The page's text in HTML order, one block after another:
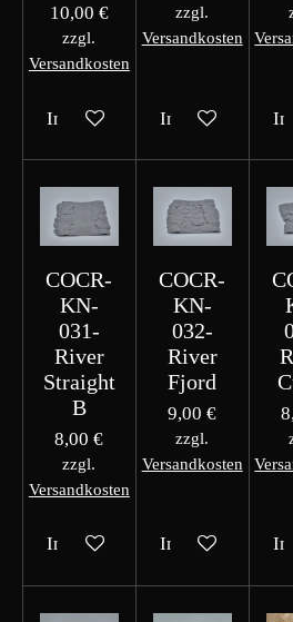
10,00 €
zzgl.
Versandkosten
In den Warenkorb
zzgl.
Versandkosten
In den Warenkorb
In
COCR-
KN-
031-
River
Straight
B
8,00 €
zzgl.
Versandkosten
In den Warenkorb
COCR-
KN-
032-
River
Fjord
9,00 €
zzgl.
Versandkosten
In den Warenkorb
In